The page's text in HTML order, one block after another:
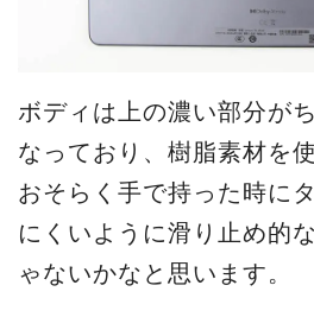
ボディは上の濃い部分が
なっており、樹脂素材を
おそらく手で持った時に
にくいように滑り止め的
ゃないかなと思います。